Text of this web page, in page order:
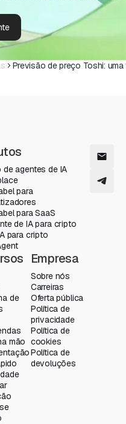
Previsão de preço Toshi:
de agentes de IA
para
para SaaS
de IA para cripto
para cripto
de
mão
Empresa
Sobre nós
Carreiras
Oferta pública
Política de
privacidade
Política de
cookies
Política de
devoluções